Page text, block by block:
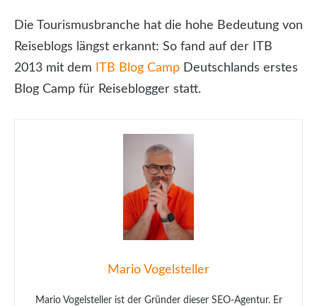
Die Tourismusbranche hat die hohe Bedeutung von
Reiseblogs längst erkannt: So fand auf der ITB
2013 mit dem
ITB Blog Camp Deutschlands erstes
Blog Camp für Reiseblogger statt.
Mario Vogelsteller
Mario Vogelsteller ist der Gründer dieser SEO-Agentur. Er